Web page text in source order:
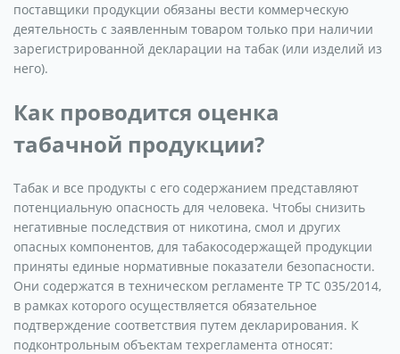
поставщики продукции обязаны вести коммерческую
деятельность с заявленным товаром только при наличии
зарегистрированной декларации на табак (или изделий из
него).
Как проводится оценка
табачной продукции?
Табак и все продукты с его содержанием представляют
потенциальную опасность для человека. Чтобы снизить
негативные последствия от никотина, смол и других
опасных компонентов, для табакосодержащей продукции
приняты единые нормативные показатели безопасности.
Они содержатся в техническом регламенте ТР ТС 035/2014,
в рамках которого осуществляется обязательное
подтверждение соответствия путем декларирования. К
подконтрольным объектам техрегламента относят: